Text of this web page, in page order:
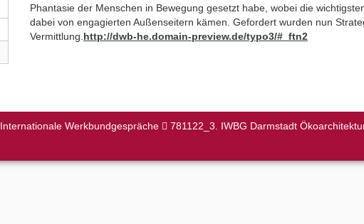
Phantasie der Menschen in Bewegung gesetzt habe, wobei die
dabei von engagierten Außenseitern kämen. Gefordert wurden nun
Vermittlung. http://dwb-he.domain-preview.de/typo3/#_ftn2
Internationale Werkbundgespräche
781122_3. IWBG Darmstadt